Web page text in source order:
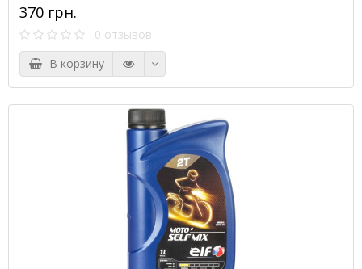
370 грн.
0 отзывов
В корзину